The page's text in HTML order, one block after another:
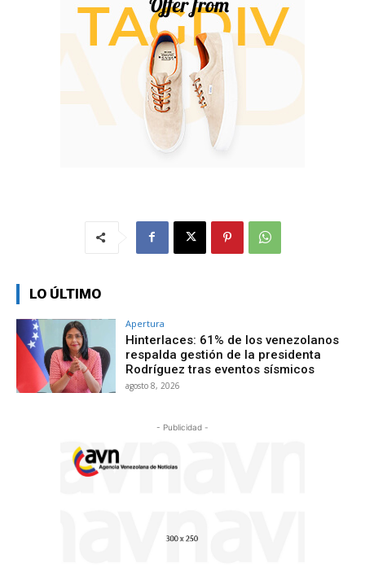
LO ÚLTIMO
Apertura
Hinterlaces: 61% de los venezolanos
respalda gestión de la presidenta
Rodríguez tras eventos sísmicos
agosto 8, 2026
- Publicidad -